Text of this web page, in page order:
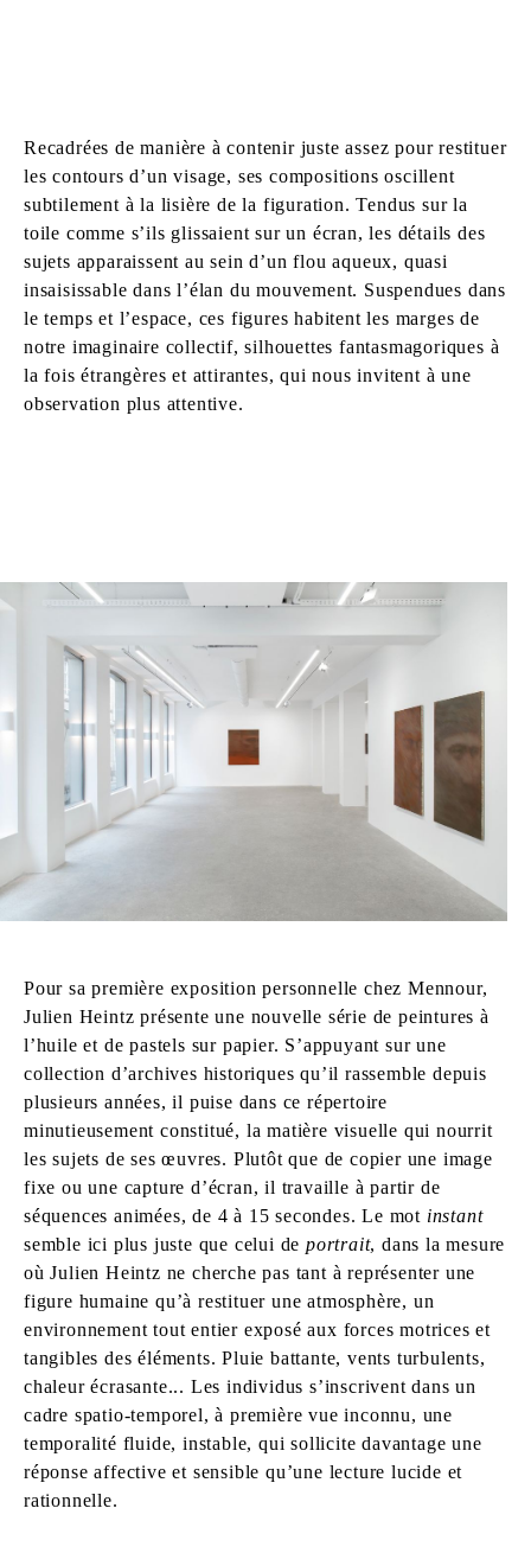
Recadrées de manière à contenir juste assez pour restituer
les contours d’un visage, ses compositions oscillent
subtilement à la lisière de la figuration. Tendus sur la
toile comme s’ils glissaient sur un écran, les détails des
sujets apparaissent au sein d’un flou aqueux, quasi
insaisissable dans l’élan du mouvement. Suspendues dans
le temps et l’espace, ces figures habitent les marges de
notre imaginaire collectif, silhouettes fantasmagoriques à
la fois étrangères et attirantes, qui nous invitent à une
observation plus attentive.
Pour sa première exposition personnelle chez Mennour,
Julien Heintz présente une nouvelle série de peintures à
l’huile et de pastels sur papier. S’appuyant sur une
collection d’archives historiques qu’il rassemble depuis
plusieurs années, il puise dans ce répertoire
minutieusement constitué, la matière visuelle qui nourrit
les sujets de ses œuvres. Plutôt que de copier une image
fixe ou une capture d’écran, il travaille à partir de
séquences animées, de 4 à 15 secondes. Le mot instant
semble ici plus juste que celui deportrait, dans la mesure
où Julien Heintz ne cherche pas tant à représenter une
figure humaine qu’à restituer une atmosphère, un
environnement tout entier exposé aux forces motrices et
tangibles des éléments. Pluie battante, vents turbulents,
chaleur écrasante... Les individus s’inscrivent dans un
cadre spatio-temporel, à première vue inconnu, une
temporalité fluide, instable, qui sollicite davantage une
réponse affective et sensible qu’une lecture lucide et
rationnelle.